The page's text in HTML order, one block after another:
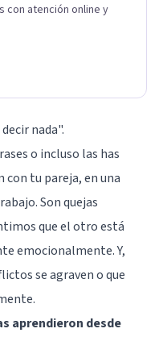
con atención online y
nada".
o incluso las has
con tu pareja, en una
Son quejas
que el otro está
emocionalmente. Y,
se agraven o que
aprendieron desde